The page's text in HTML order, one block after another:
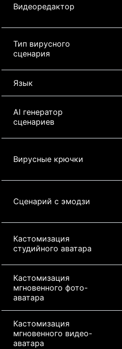
Видеоредактор
Тип вирусного
сценария
Язык
AI генератор
сценариев
Вирусные крючки
Сценарий с эмодзи
Кастомизация
студийного аватара
Кастомизация
мгновенного фото-
аватара
Кастомизация
мгновенного видео-
аватара